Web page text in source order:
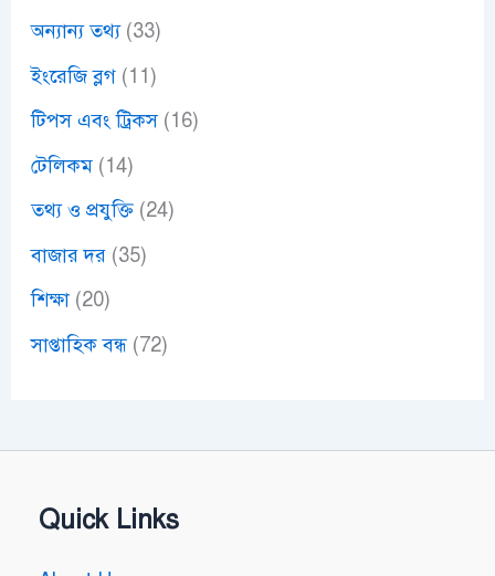
অন্যান্য তথ্য(33)
ইংরেজি ব্লগ(11)
টিপস এবং ট্রিকস(16)
টেলিকম(14)
তথ্য ও প্রযুক্তি(24)
বাজার দর(35)
শিক্ষা(20)
সাপ্তাহিক বন্ধ(72)
Quick Links